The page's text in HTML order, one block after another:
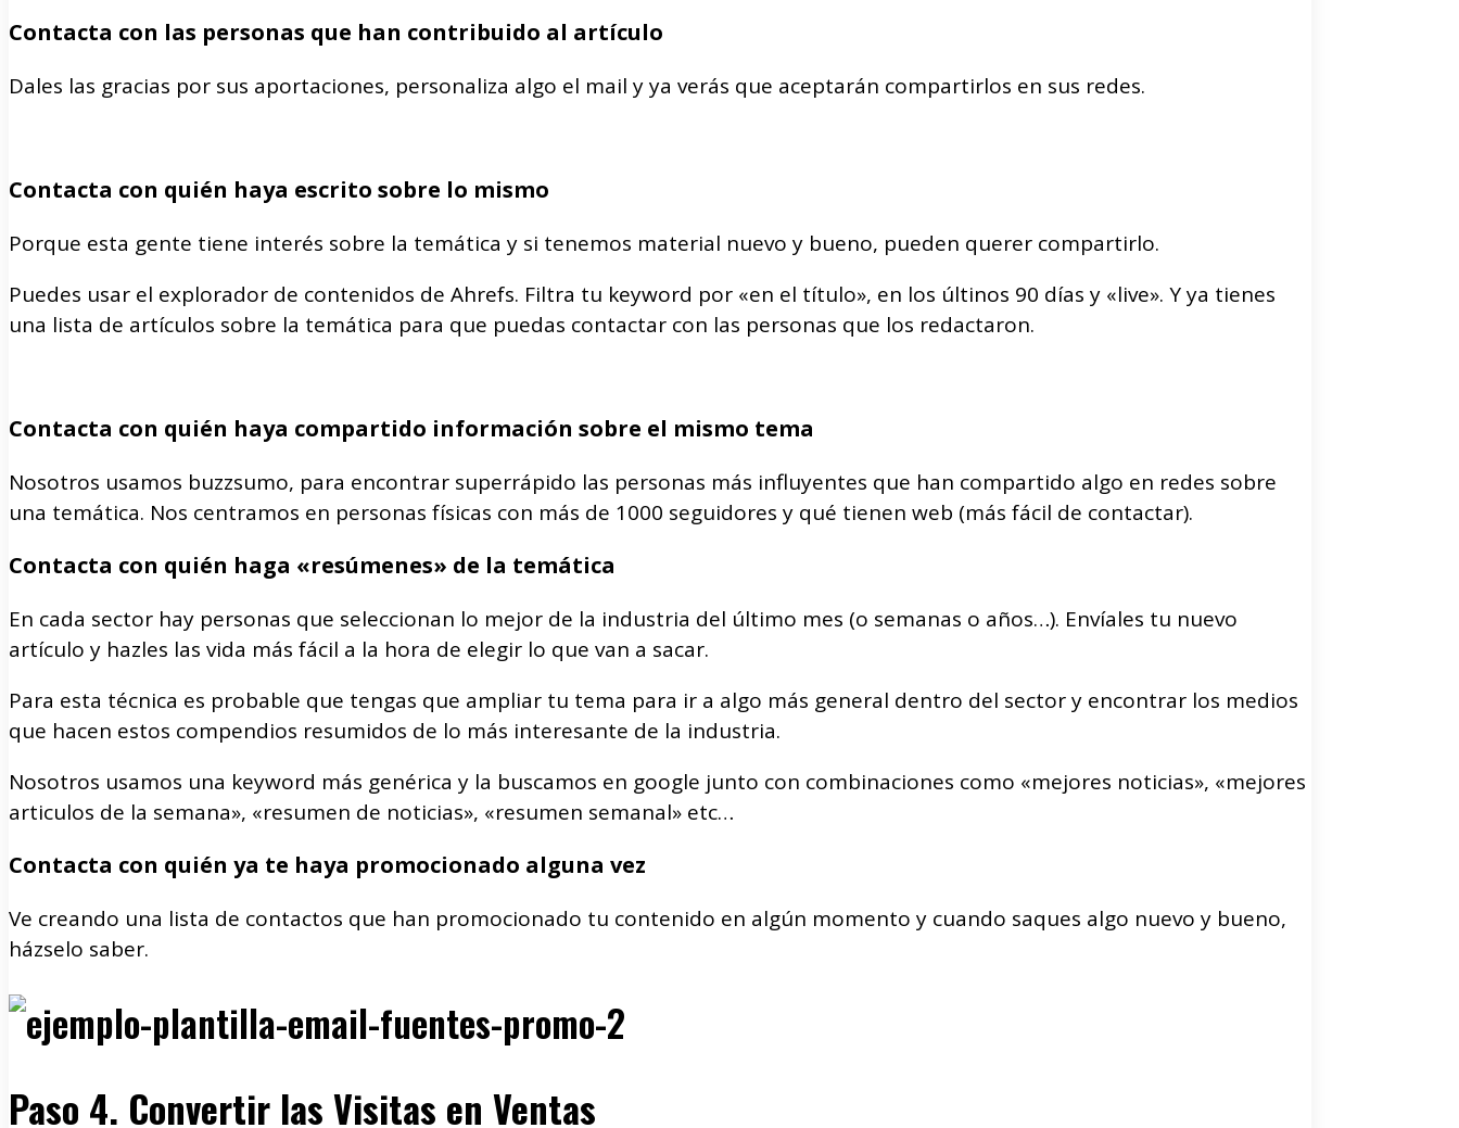
Contacta con las personas que han contribuido al artículo
Dales las gracias por sus aportaciones, personaliza algo el mail y ya verás que aceptarán compartirlos en sus redes.
Contacta con quién haya escrito sobre lo mismo
Porque esta gente tiene interés sobre la temática y si tenemos material nuevo y bueno, pueden querer compartirlo.
Puedes usar el explorador de contenidos de Ahrefs. Filtra tu keyword por «en el título», en los últinos 90 días y «live». Y ya tienes
una lista de artículos sobre la temática para que puedas contactar con las personas que los redactaron.
Contacta con quién haya compartido información sobre el mismo tema
Nosotros usamos buzzsumo, para encontrar superrápido las personas más influyentes que han compartido algo en redes sobre
una temática. Nos centramos en personas físicas con más de 1000 seguidores y qué tienen web (más fácil de contactar).
Contacta con quién haga «resúmenes» de la temática
En cada sector hay personas que seleccionan lo mejor de la industria del último mes (o semanas o años…). Envíales tu nuevo
artículo y hazles las vida más fácil a la hora de elegir lo que van a sacar.
Para esta técnica es probable que tengas que ampliar tu tema para ir a algo más general dentro del sector y encontrar los medios
que hacen estos compendios resumidos de lo más interesante de la industria.
Nosotros usamos una keyword más genérica y la buscamos en google junto con combinaciones como «mejores noticias», «mejores
articulos de la semana», «resumen de noticias», «resumen semanal» etc…
Contacta con quién ya te haya promocionado alguna vez
Ve creando una lista de contactos que han promocionado tu contenido en algún momento y cuando saques algo nuevo y bueno,
házselo saber.
Paso 4. Convertir las Visitas en Ventas